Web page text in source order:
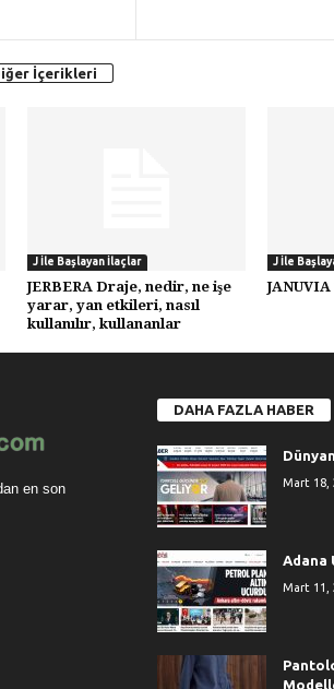
İçerikleri
J İle Başlayan İlaçlar
JERBERA Draje, nedir, ne işe
yarar, yan etkileri, nasıl
kullanılır, kullananlar
J İle
en son
DAHA FAZLA HABER
Mart 18,
Adana
Mart 11,